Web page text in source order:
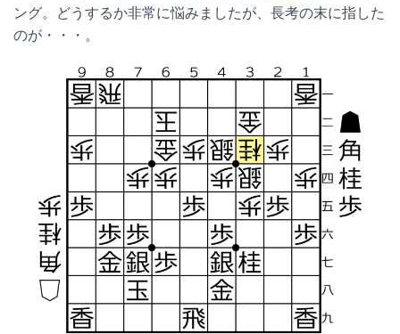
ング。どうするか非常に悩みましたが、長考の末に指した
のが・・・。